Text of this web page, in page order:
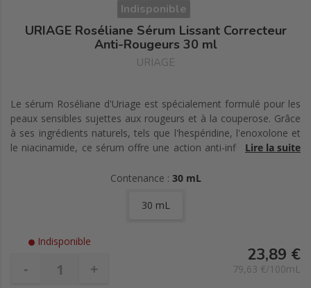
Indisponible
URIAGE Roséliane Sérum Lissant Correcteur
Anti-Rougeurs 30 ml
URIAGE
Le sérum Roséliane d'Uriage est spécialement formulé pour les
peaux sensibles sujettes aux rougeurs et à la couperose. Grâce
à ses ingrédients naturels, tels que l'hespéridine, l'enoxolone et
le niacinamide, ce sérum offre une action anti-inflammatoire et
d'inconfort dès la première application. Enrichi en asiaticoside et
améliorant la microcirculation cutanée. La texture fraîche,
rougeurs pour un teint harmonieux. Non parfumé et testé
dermatologiquement, ce soin est une solution idéale pour
prévenir le vieillissement prématuré tout en hydratant
durablement la peau. Fabriqué en France, il est composé à 97 %
Lire la suite
Contenance : 30 mL
30 mL
Indisponible
- +
23,89 €
79,63 €/100mL